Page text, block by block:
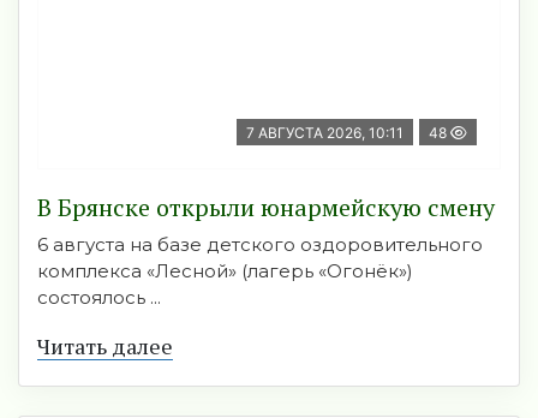
7 АВГУСТА 2026, 10:11 48
В Брянске открыли юнармейскую смену
6 августа на базе детского оздоровительного
комплекса «Лесной» (лагерь «Огонёк»)
состоялось ...
Читать далее